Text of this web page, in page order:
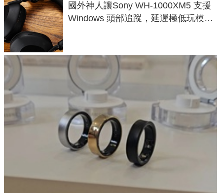
國外神人讓Sony WH-1000XM5 支援
Windows 頭部追蹤，延遲極低玩模擬